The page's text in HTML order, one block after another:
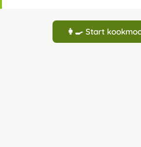
👩‍🍳 Start